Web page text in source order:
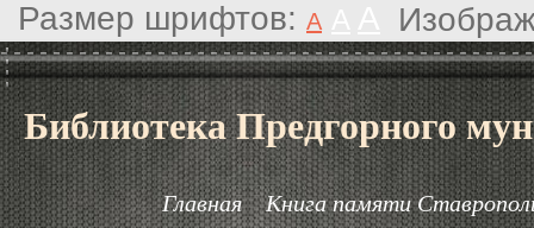
Размер шрифтов: A
Библиотека Предгорного
Главная Книга памяти